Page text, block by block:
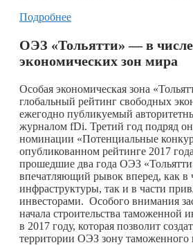
Подробнее
ОЭЗ «Тольятти» — в
экономических зон мира
Особая экономическая зона
глобальный рейтинг свободных
ежегодно публикуемый
журналом fDi. Третий год подряд
номинации «Потенциальные
опубликованном рейтинге 2017
прошедшие два года ОЭЗ
впечатляющий рывок вперед, как в
инфраструктуры, так и в части
инвесторами. Особого внимания
начала строительства таможенной
в 2017 году, которая позволит
территории ОЭЗ зону таможенного